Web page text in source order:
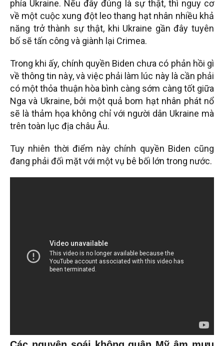
phía Ukraine. Nếu đây đúng là sự thật, thì nguy cơ
về một cuộc xung đột leo thang hạt nhân nhiều khả
năng trở thành sự thật, khi Ukraine gần đây tuyên
bố sẽ tấn công và giành lại Crimea.
Trong khi ấy, chính quyền Biden chưa có phản hồi gì
về thông tin này, và việc phải làm lúc này là cần phải
có một thỏa thuận hòa bình càng sớm càng tốt giữa
Nga và Ukraine, bởi một quả bom hạt nhân phát nổ
sẽ là thảm họa không chỉ với người dân Ukraine mà
trên toàn lục địa châu Âu.
Tuy nhiên thời điểm này chính quyền Biden cũng
đang phải đối mặt với một vụ bê bối lớn trong nước.